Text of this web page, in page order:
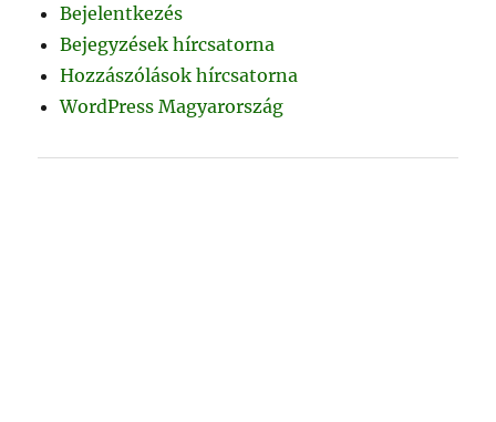
Bejelentkezés
Bejegyzések hírcsatorna
Hozzászólások hírcsatorna
WordPress Magyarország